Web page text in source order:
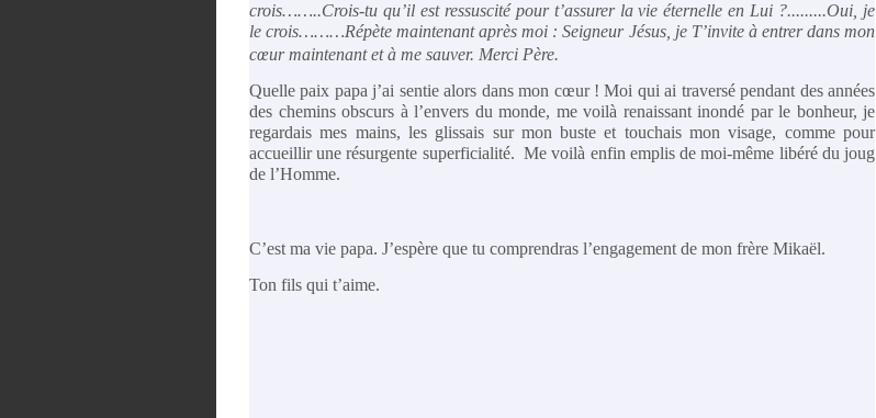
crois……..Crois-tu qu’il est ressuscité pour t’assurer la vie éternelle en Lui ?.........Oui, je
le crois………Répète maintenant après moi : Seigneur Jésus, je T’invite à entrer dans mon
cœur maintenant et à me sauver. Merci Père.
Quelle paix papa j’ai sentie alors dans mon cœur ! Moi qui ai traversé pendant des années
des chemins obscurs à l’envers du monde, me voilà renaissant inondé par le bonheur, je
regardais mes mains, les glissais sur mon buste et touchais mon visage, comme pour
accueillir une résurgente superficialité. Me voilà enfin emplis de moi-même libéré du joug
de l’Homme.
C’est ma vie papa. J’espère que tu comprendras l’engagement de mon frère Mikaël.
Ton fils qui t’aime.